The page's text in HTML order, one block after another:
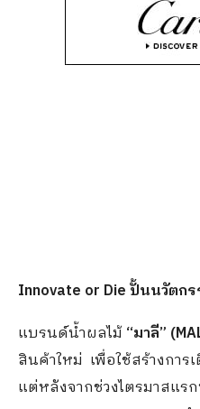
Innovate or Die ปั้นนวัตก
แบรนด์น้ำผลไม้ “มาลี”
สินค้าใหม่ เพื่อใช้สร้างกา
แต่หลังจากช่วงไตรมาสแ